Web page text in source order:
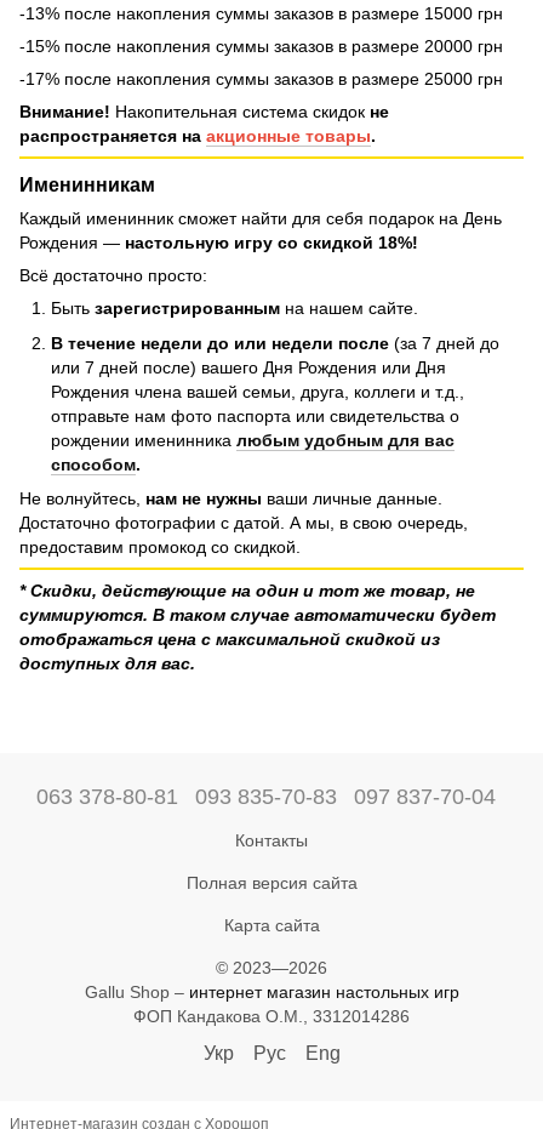
-13% после накопления суммы заказов в размере 15000 грн
-15% после накопления суммы заказов в размере 20000 грн
-17% после накопления суммы заказов в размере 25000 грн
Внимание! Накопительная система скидок не
распространяется на акционные товары.
Именинникам
Каждый именинник сможет найти для себя подарок на День
Рождения — настольную игру со скидкой 18%!
Всё достаточно просто:
Быть зарегистрированным на нашем сайте.
В течение недели до или недели после (за 7 дней до
или 7 дней после) вашего Дня Рождения или Дня
Рождения члена вашей семьи, друга, коллеги и т.д.,
отправьте нам фото паспорта или свидетельства о
рождении именинника любым удобным для вас
способом.
Не волнуйтесь, нам не нужны ваши личные данные.
Достаточно фотографии с датой. А мы, в свою очередь,
предоставим промокод со скидкой.
* Скидки, действующие на один и тот же товар, не
суммируются. В таком случае автоматически будет
отображаться цена с максимальной скидкой из
доступных для вас.
063 378-80-81 093 835-70-83 097 837-70-04
Контакты
Полная версия сайта
Карта сайта
© 2023—2026
Gallu Shop – интернет магазин настольных игр
ФОП Кандакова О.М., 3312014286
Укр Рус Eng
Интернет-магазин создан с Хорошоп